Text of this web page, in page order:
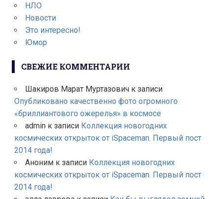
НЛО
Новости
Это интересно!
Юмор
СВЕЖИЕ КОММЕНТАРИИ
Шакиров Марат Муртазовичк записи
Опубликовано качественно фото огромного
«бриллиантового ожерелья» в космосе
adminк записи Коллекция новогодних
космических открыток от iSpaceman. Первый пост
2014 года!
Анонимк записи Коллекция новогодних
космических открыток от iSpaceman. Первый пост
2014 года!